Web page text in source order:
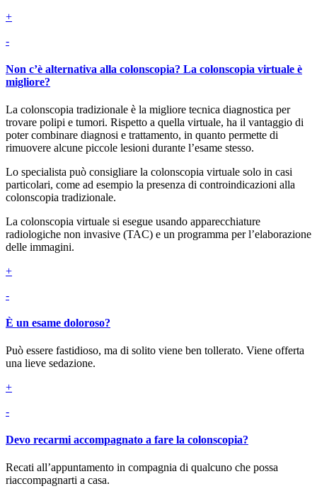
+
-
Non c’è alternativa alla colonscopia? La colonscopia virtuale è
migliore?
La colonscopia tradizionale è la migliore tecnica diagnostica per
trovare polipi e tumori. Rispetto a quella virtuale, ha il vantaggio di
poter combinare diagnosi e trattamento, in quanto permette di
rimuovere alcune piccole lesioni durante l’esame stesso.
Lo specialista può consigliare la colonscopia virtuale solo in casi
particolari, come ad esempio la presenza di controindicazioni alla
colonscopia tradizionale.
La colonscopia virtuale si esegue usando apparecchiature
radiologiche non invasive (TAC) e un programma per l’elaborazione
delle immagini.
+
-
È un esame doloroso?
Può essere fastidioso, ma di solito viene ben tollerato. Viene offerta
una lieve sedazione.
+
-
Devo recarmi accompagnato a fare la colonscopia?
Recati all’appuntamento in compagnia di qualcuno che possa
riaccompagnarti a casa.